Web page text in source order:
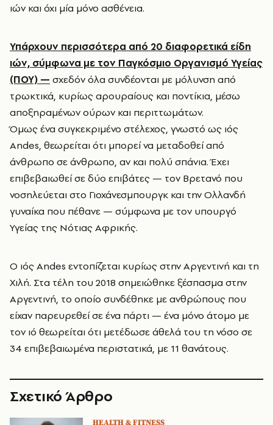
ιών και όχι μία μόνο ασθένεια.
Υπάρχουν περισσότερα από 20 διαφορετικά είδη
ιών, σύμφωνα με τον Παγκόσμιο Οργανισμό Υγείας
(ΠΟΥ) — σχεδόν όλα συνδέονται με μόλυνση από
τρωκτικά, κυρίως αρουραίους και ποντίκια, μέσω
αποξηραμένων ούρων και περιττωμάτων.
Όμως ένα συγκεκριμένο στέλεχος, γνωστό ως ιός
Andes, θεωρείται ότι μπορεί να μεταδοθεί από
άνθρωπο σε άνθρωπο, αν και πολύ σπάνια. Έχει
επιβεβαιωθεί σε δύο επιβάτες — τον Βρετανό που
νοσηλεύεται στο Γιοχάνεσμπουργκ και την Ολλανδή
γυναίκα που πέθανε — σύμφωνα με τον υπουργό
Υγείας της Νότιας Αφρικής.
Ο ιός Andes εντοπίζεται κυρίως στην Αργεντινή και τη
Χιλή. Στα τέλη του 2018 σημειώθηκε ξέσπασμα στην
Αργεντινή, το οποίο συνδέθηκε με ανθρώπους που
είχαν παρευρεθεί σε ένα πάρτι — ένα μόνο άτομο με
τον ιό θεωρείται ότι μετέδωσε άθελά του τη νόσο σε
34 επιβεβαιωμένα περιστατικά, με 11 θανάτους.
Σχετικό Άρθρο
HEALTH & FITNESS